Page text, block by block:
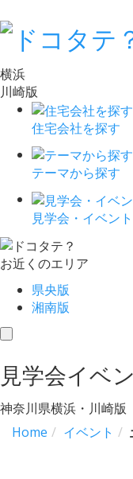
横浜
川崎版
住宅会社を探す
テーマから探す
見学会・イベント
お近くのエリア
県央版
湘南版
toggle
見学会イベ
神奈川県横浜・川崎版
Home
イベント